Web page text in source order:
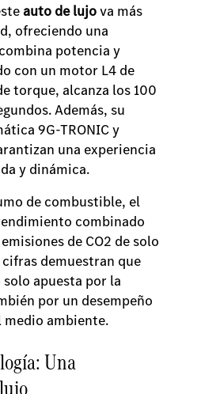
auto de lujova más
ofreciendo una
potencia y
con un motor L4 de
torque, alcanza los 100
Además, su
9G-TRONIC y
una experiencia
y dinámica.
de combustible, el
combinado
de CO2 de solo
cifras demuestran que
apuesta por la
por un desempeño
medio ambiente.
Una